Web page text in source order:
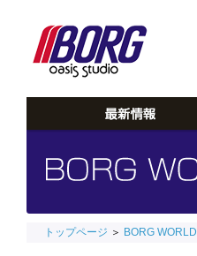
トップページ ＞ BORG WORLD